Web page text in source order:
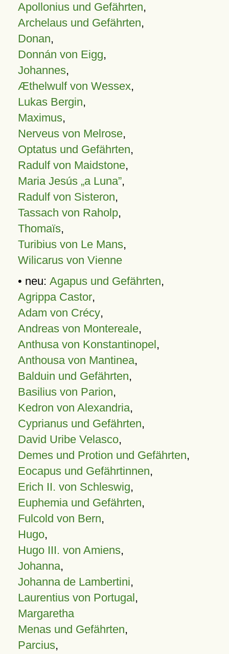
Apollonius und Gefährten,
Archelaus und Gefährten,
Donan,
Donnán von Eigg,
Johannes,
Æthelwulf von Wessex,
Lukas Bergin,
Maximus,
Nerveus von Melrose,
Optatus und Gefährten,
Radulf von Maidstone,
Maria Jesús „a Luna”,
Radulf von Sisteron,
Tassach von Raholp,
Thomaïs,
Turibius von Le Mans,
Wilicarus von Vienne
• neu: Agapus und Gefährten,
Agrippa Castor,
Adam von Crécy,
Andreas von Montereale,
Anthusa von Konstantinopel,
Anthousa von Mantinea,
Balduin und Gefährten,
Basilius von Parion,
Kedron von Alexandria,
Cyprianus und Gefährten,
David Uribe Velasco,
Demes und Protion und Gefährten,
Eocapus und Gefährtinnen,
Erich II. von Schleswig,
Euphemia und Gefährten,
Fulcold von Bern,
Hugo,
Hugo III. von Amiens,
Johanna,
Johanna de Lambertini,
Laurentius von Portugal,
Margaretha
Menas und Gefährten,
Parcius,